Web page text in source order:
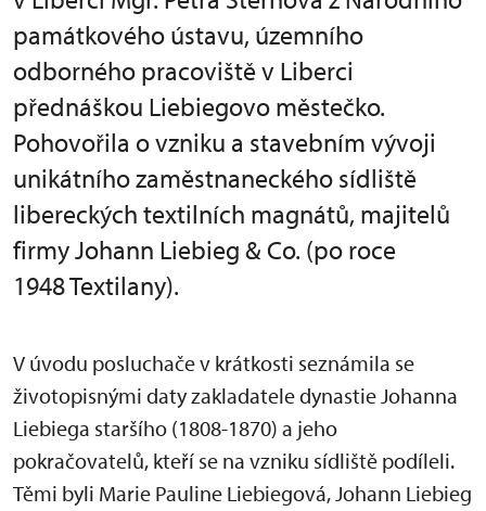
památkového ústavu, územního
odborného pracoviště v Liberci
přednáškou Liebiegovo městečko.
Pohovořila o vzniku a stavebním vývoji
unikátního zaměstnaneckého sídliště
libereckých textilních magnátů, majitelů
firmy Johann Liebieg & Co. (po roce
1948 Textilany).
V úvodu posluchače v krátkosti seznámila se
životopisnými daty zakladatele dynastie Johanna
Liebiega staršího (1808-1870) a jeho
pokračovatelů, kteří se na vzniku sídliště podíleli.
Těmi byli Marie Pauline Liebiegová, Johann Liebieg